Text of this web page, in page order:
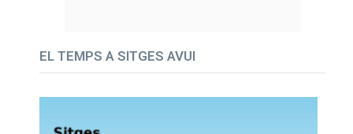
EL TEMPS A SITGES AVUI